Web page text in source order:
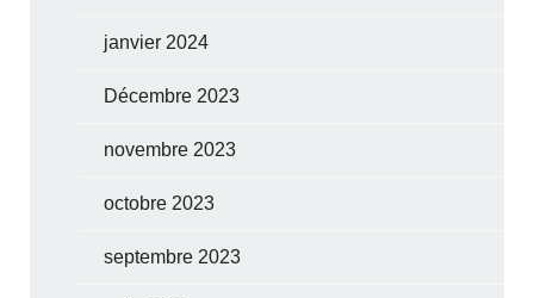
janvier 2024
Décembre 2023
novembre 2023
octobre 2023
septembre 2023